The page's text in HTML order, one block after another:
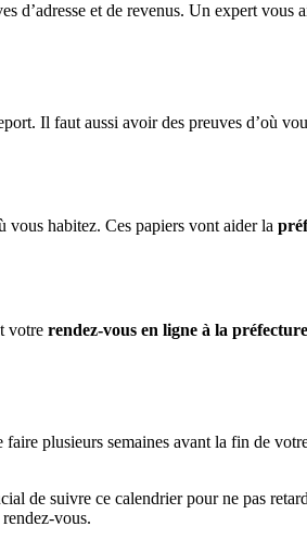
d’adresse et de revenus. Un expert vous
Il faut aussi avoir des preuves d’où
vous habitez. Ces papiers vont aider la
votre rendez-vous en ligne à la préfecture
faire plusieurs semaines avant la fin de
de suivre ce calendrier pour ne pas
vous.